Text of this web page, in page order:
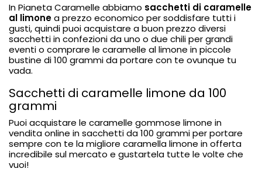
In Pianeta Caramelle abbiamo sacchetti di caramelle
al limonea prezzo economico per soddisfare tutti i
gusti, quindi puoi acquistare a buon prezzo diversi
sacchetti in confezioni da uno o due chili per grandi
eventi o comprare le caramelle al limone in piccole
bustine di 100 grammi da portare con te ovunque tu
vada.
Sacchetti di caramelle limone da 100
grammi
Puoi acquistare le caramelle gommose limone in
vendita online in sacchetti da 100 grammi per portare
sempre con te la migliore caramella limone in offerta
incredibile sul mercato e gustartela tutte le volte che
vuoi!